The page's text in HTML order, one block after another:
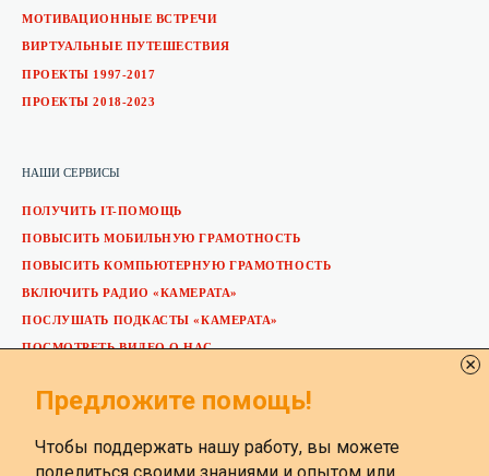
МОТИВАЦИОННЫЕ ВСТРЕЧИ
ВИРТУАЛЬНЫЕ ПУТЕШЕСТВИЯ
ПРОЕКТЫ 1997-2017
ПРОЕКТЫ 2018-2023
НАШИ СЕРВИСЫ
ПОЛУЧИТЬ IT-ПОМОЩЬ
ПОВЫСИТЬ МОБИЛЬНУЮ ГРАМОТНОСТЬ
ПОВЫСИТЬ КОМПЬЮТЕРНУЮ ГРАМОТНОСТЬ
ВКЛЮЧИТЬ РАДИО «КАМЕРАТА»
ПОСЛУШАТЬ ПОДКАСТЫ «КАМЕРАТА»
ПОСМОТРЕТЬ ВИДЕО О НАС
ПРЕДЛОЖИТЬ СВОЮ ПОМОЩЬ
Предложите помощь!
Чтобы поддержать нашу работу, вы можете